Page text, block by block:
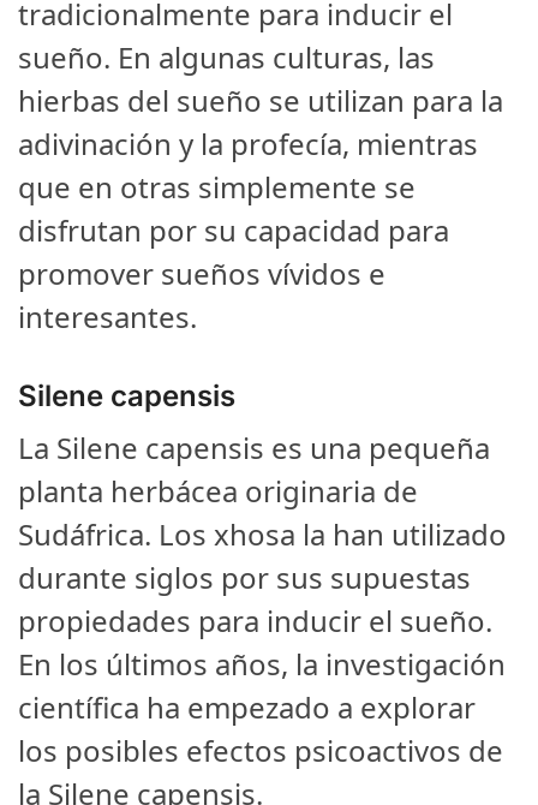
tradicionalmente para inducir el
sueño. En algunas culturas, las
hierbas del sueño se utilizan para la
adivinación y la profecía, mientras
que en otras simplemente se
disfrutan por su capacidad para
promover sueños vívidos e
interesantes.
Silene capensis
La Silene capensis es una pequeña
planta herbácea originaria de
Sudáfrica. Los xhosa la han utilizado
durante siglos por sus supuestas
propiedades para inducir el sueño.
En los últimos años, la investigación
científica ha empezado a explorar
los posibles efectos psicoactivos de
la Silene capensis.